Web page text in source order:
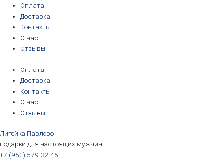
Перейти
содержимому
Оплата
Доставка
Контакты
О нас
Отзывы
Оплата
Доставка
Контакты
О нас
Отзывы
Литейка Павлово
подарки для настоящих мужчин
+7 (953) 579-32-45
Количество
товара
Шампуры
подарочные
Охотник